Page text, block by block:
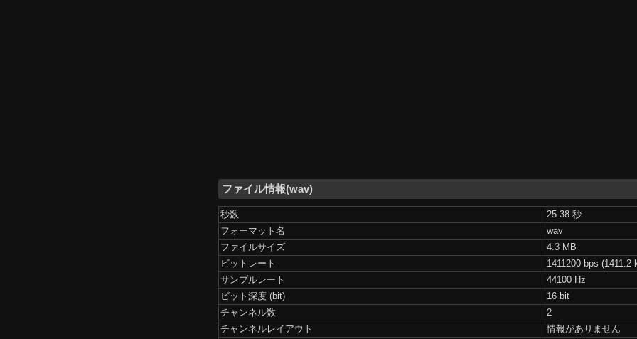
ファイル情報(wav)
秒数
25.38 秒
フォーマット名
wav
ファイルサイズ
4.3 MB
ビットレート
1411200 bps (1411.2
サンプルレート
44100 Hz
ビット深度 (bit)
16 bit
チャンネル数
2
チャンネルレイアウト
情報がありません